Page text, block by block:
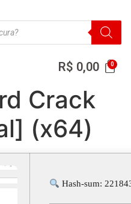
R$ 0,00
Crack
(x64)
Hash-sum: